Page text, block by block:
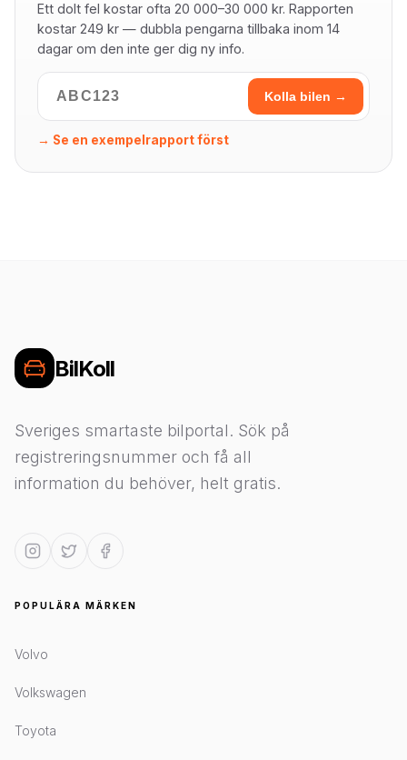
Ett dolt fel kostar ofta 20 000–30 000 kr. Rapporten
kostar 249 kr — dubbla pengarna tillbaka inom 14
dagar om den inte ger dig ny info.
Kolla bilen →
→ Se en exempelrapport först
BilKoll
Sveriges smartaste bilportal. Sök på
registreringsnummer och få all
information du behöver, helt gratis.
POPULÄRA MÄRKEN
Volvo
Volkswagen
Toyota